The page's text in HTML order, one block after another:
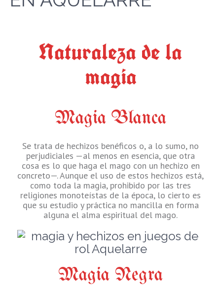
Naturaleza de la
magia
Magia Blanca
Se trata de hechizos benéficos o, a lo sumo, no
perjudiciales —al menos en esencia, que otra
cosa es lo que haga el mago con un hechizo en
concreto—. Aunque el uso de estos hechizos está,
como toda la magia, prohibido por las tres
religiones monoteístas de la época, lo cierto es
que su estudio y práctica no mancilla en forma
alguna el alma espiritual del mago.
Magia Negra